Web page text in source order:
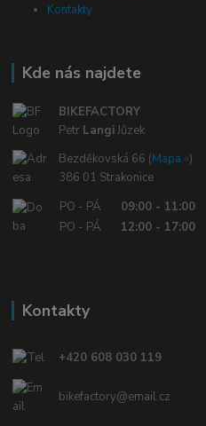
Kontakty
Kde nás najdete
BIKEFACTORY
Petr LangiJůzek
Bezděkovská 66 (Mapa »)
386 01 Strakonice
PO - PÁ
09:00 - 11:00
PO - PÁ
12:00 - 17:00
Kontakty
+420 608 030 119
bikefactory@email.cz